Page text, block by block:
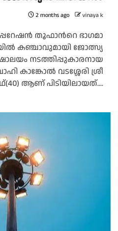
2 months ago vinaya k
തൂ​ഫാ​ന്‍റെ ഭാ​ഗ​മാ​
ക​ഞ്ചാ​വു​മാ​യി ജോ​ത്സ്യ​
ന​ട​ത്തി​പ്പു​കാ​ര​നാ​യ
കാ​ങ്കോ​ൽ വ​ട​ശ്ശേ​രി ശ്രീ​
ആ​ണ് പി​ടി​യി​ലാ​യ​ത്....